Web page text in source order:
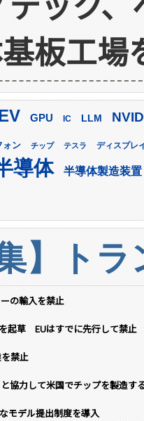
板工場
GPU IC LLM
ォン チップ テスラ ディスプレ
導体 半導体製造装置
集】ト
の輸入を禁止
起草 EUはすでに先行して禁止
禁止
協力して米国でチップを製造す
モデル提出制度を導入